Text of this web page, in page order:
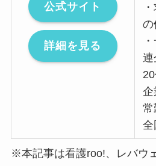
公式サイト
詳細を見る
の
連
企
常
全
※本記事は看護roo!、レバウ